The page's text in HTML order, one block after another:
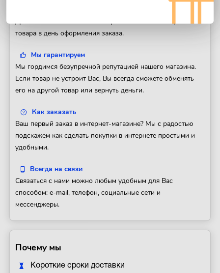
Доставим Ваш заказ в любой регион России. Отправка
товара в день оформления заказа.
Мы гарантируем
Мы гордимся безупречной репутацией нашего магазина.
Если товар не устроит Вас, Вы всегда сможете обменять
его на другой товар или вернуть деньги.
Как заказать
Ваш первый заказ в интернет-магазине? Мы с радостью
подскажем как сделать покупки в интернете простыми и
удобными.
Всегда на связи
Связаться с нами можно любым удобным для Вас
способом: e-mail, телефон, социальные сети и
мессенджеры.
Почему мы
Короткие сроки доставки